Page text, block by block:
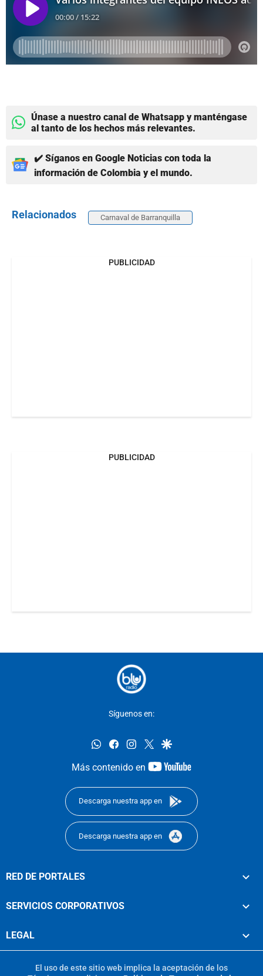
Únase a nuestro canal de Whatsapp y manténgase
al tanto de los hechos más relevantes.
✔️ Síganos en Google Noticias con toda la
información de Colombia y el mundo.
Relacionados Carnaval de Barranquilla
PUBLICIDAD
PUBLICIDAD
Síguenos en:
whatsappfacebookinstagram
twittergoogle
Más contenido en
youtube-
Descarga nuestra app en
Descarga nuestra app en
RED DE PORTALES
SERVICIOS CORPORATIVOS
LEGAL
El uso de este sitio web implica la aceptación de los